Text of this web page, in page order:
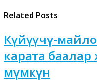
Related Posts
Күйүүчү-
карата
мүмкүн